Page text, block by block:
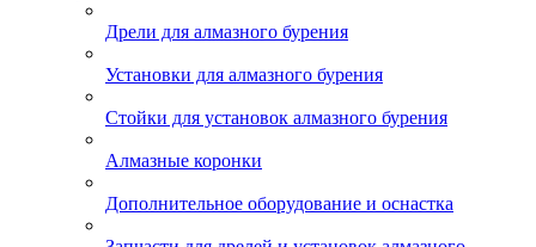
Дрели для алмазного бурения
Установки для алмазного бурения
Стойки для установок алмазного бурения
Алмазные коронки
Дополнительное оборудование и оснастка